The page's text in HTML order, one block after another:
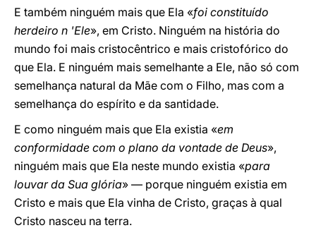
E também ninguém mais que Ela «foi constituído
herdeiro n 'Ele», em Cristo. Ninguém na história do
mundo foi mais cristocêntrico e mais cristofórico do
que Ela. E ninguém mais semelhante a Ele, não só com
semelhança natural da Mãe com o Filho, mas com a
semelhança do espírito e da santidade.
E como ninguém mais que Ela existia «em
conformidade com o plano da vontade de Deus»,
ninguém mais que Ela neste mundo existia «para
louvar da Sua glória» — porque ninguém existia em
Cristo e mais que Ela vinha de Cristo, graças à qual
Cristo nasceu na terra.